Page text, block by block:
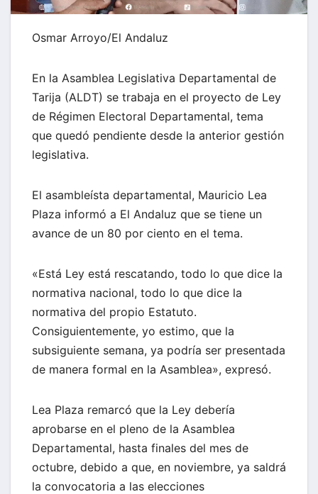
Osmar Arroyo/El Andaluz
En la Asamblea Legislativa Departamental de
Tarija (ALDT) se trabaja en el proyecto de Ley
de Régimen Electoral Departamental, tema
que quedó pendiente desde la anterior gestión
legislativa.
El asambleísta departamental, Mauricio Lea
Plaza informó a El Andaluz que se tiene un
avance de un 80 por ciento en el tema.
«Está Ley está rescatando, todo lo que dice la
normativa nacional, todo lo que dice la
normativa del propio Estatuto.
Consiguientemente, yo estimo, que la
subsiguiente semana, ya podría ser presentada
de manera formal en la Asamblea», expresó.
Lea Plaza remarcó que la Ley debería
aprobarse en el pleno de la Asamblea
Departamental, hasta finales del mes de
octubre, debido a que, en noviembre, ya saldrá
la convocatoria a las elecciones